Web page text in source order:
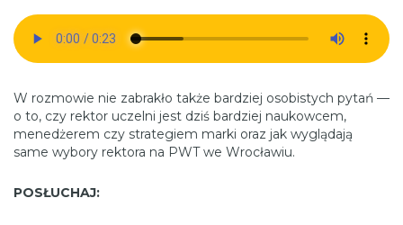
W rozmowie nie zabrakło także bardziej osobistych pytań —
o to, czy rektor uczelni jest dziś bardziej naukowcem,
menedżerem czy strategiem marki oraz jak wyglądają
same wybory rektora na PWT we Wrocławiu.
POSŁUCHAJ: